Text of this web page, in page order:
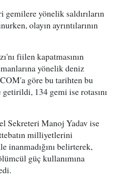
yönelik saldırıların
olayın ayrıntılarının
fiilen kapatmasının
yönelik deniz
göre bu tarihten bu
134 gemi ise rotasını
Sekreteri Manoj Yadav ise
milliyetlerini
inanmadığını belirterek,
güç kullanımına